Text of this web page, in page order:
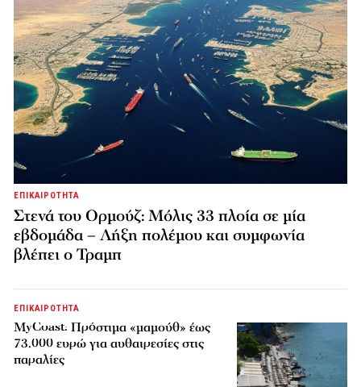
ΕΠΙΚΑΙΡΟΤΗΤΑ
Στενά του Ορμούζ: Μόλις 33 πλοία σε μία
εβδομάδα – Λήξη πολέμου και συμφωνία
βλέπει ο Τραμπ
ΕΠΙΚΑΙΡΟΤΗΤΑ
MyCoast: Πρόστιμα «μαμούθ» έως
73.000 ευρώ για αυθαιρεσίες στις
παραλίες